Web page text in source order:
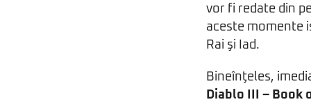
vor fi redate din
aceste momente
Rai şi Iad.
Bineînţeles,
Diablo III – Book